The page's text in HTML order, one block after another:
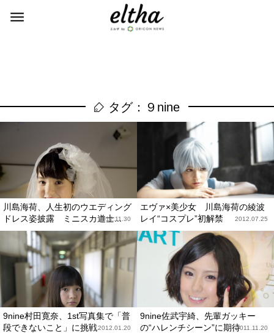
タグ：９nine
川島海荷、人生初のウエディング
ドレス姿披露 ミニスカ道士...
2012.11.30
エヴァ×美少女 川島海荷の綾波
レイ“コスプレ”初解禁
2012.07.25
9nine村田寛奈、1st写真集で「普
段できないこと」に挑戦2012.01.20
9nine佐武宇綺、先輩ガッキー
の“ハレンチシーン”に期待2011.11.20